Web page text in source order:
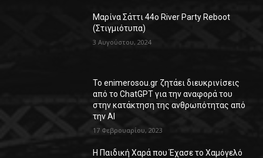
Μαρίνα Σάττι 44o River Party Reboot
(Στιγμιότυπα)
3 Αυγούστου, 2024
Το enimerosou.gr ζητάει διευκρινίσεις
από το ChatGPT για την αναφορά του
στην κατάκτηση της ανθρωπότητας από
την AI
17 Φεβρουαρίου, 2023
Η Παιδική Χαρά που Έχασε το Χαμόγελό